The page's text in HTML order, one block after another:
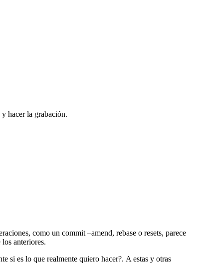
hacer la grabación.
como un commit –amend, rebase o resets, parece
anteriores.
si es lo que realmente quiero hacer?. A estas y otras